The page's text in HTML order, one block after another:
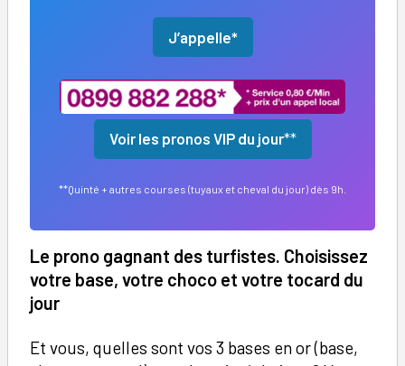
J’appelle*
Voir les pronos VIP du jour**
**Quinté + autres courses (tuyaux et cheval du jour) dès 9h.
Le prono gagnant des turfistes. Choisissez
votre base, votre choco et votre tocard du
jour
Et vous, quelles sont vos 3 bases en or (base,